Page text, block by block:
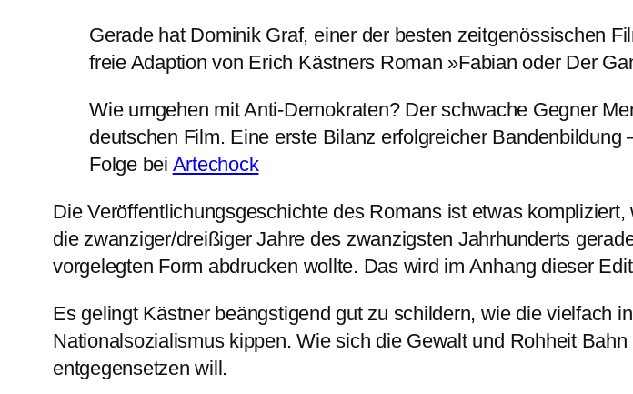
Gerade hat Dominik Graf, einer der besten zeit­genös­si­schen
freie Adaption von Erich Kästners Roman »Fabian oder Der
Wie umgehen mit Anti-Demo­kraten? Der schwache Gegner
deutschen Film. Eine erste Bilanz erfolg­rei­cher
Folge bei Artechock
Die Veröffentlichungsgeschichte des Romans ist etwas
die zwanziger/dreißiger Jahre des zwanzigsten Jahrhunderts
vorgelegten Form abdrucken wollte. Das wird im Anhang dieser
Es gelingt Kästner beängstigend gut zu schildern, wie die vielfach
Nationalsozialismus kippen. Wie sich die Gewalt und Rohheit
entgegensetzen will.